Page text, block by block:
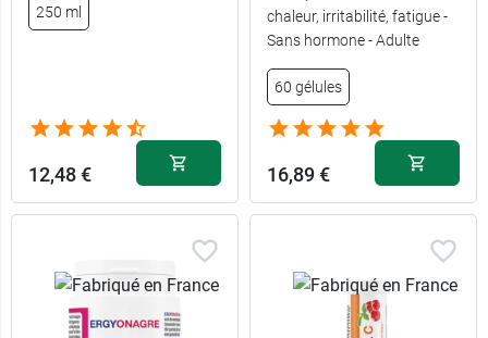
250 ml
12,48 €
chaleur, irritabilité, fatigue -
Sans hormone - Adulte
60 gélules
16,89 €